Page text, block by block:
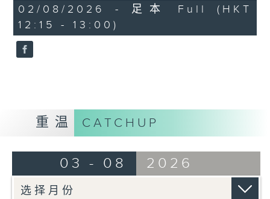
40
minutes,
0
seconds
02/08/2026 - 足本 Full (HKT
12:15 - 13:00)
重温 CATCHUP
03 - 08 2026